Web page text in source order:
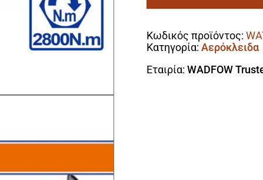
Κωδικός προϊόντος:
Κατηγορία:Αερόκλειδα
Εταιρία: WADFOW